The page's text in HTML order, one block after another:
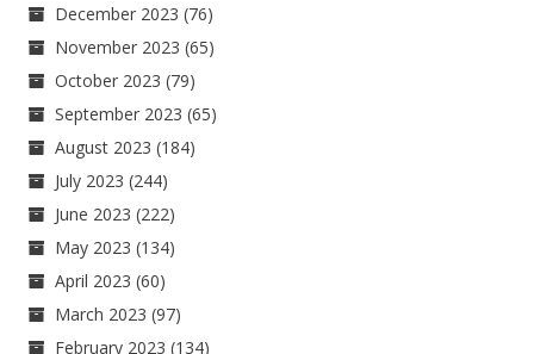
December 2023 (76)
November 2023 (65)
October 2023 (79)
September 2023 (65)
August 2023 (184)
July 2023 (244)
June 2023 (222)
May 2023 (134)
April 2023 (60)
March 2023 (97)
February 2023 (134)